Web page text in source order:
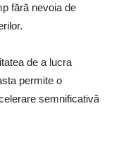
fără nevoia de
de a lucra
permite o
semnificativă